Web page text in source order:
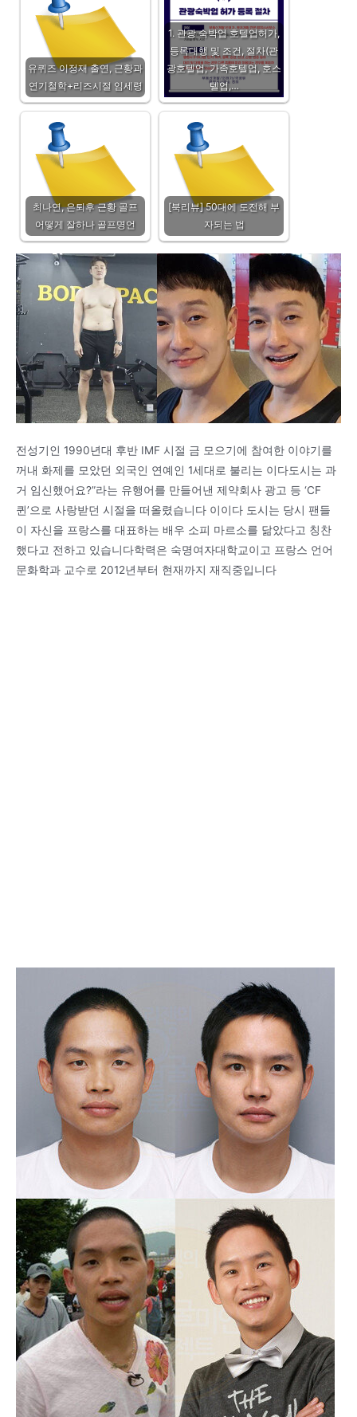
유퀴즈 이정재 출연, 근황과
연기철학+리즈시절 임세령
1. 관광 숙박업 호텔업허가,
등록대행 및 조건, 절차(관
광호텔업, 가족호텔업, 호스
텔업,…
최나연, 은퇴후 근황 골프
어떻게 잘하나 골프명언
[북리뷰] 50대에 도전해 부
자되는 법
전성기인 1990년대 후반 IMF 시절 금 모으기에 참여한 이야기를
꺼내 화제를 모았던 외국인 연예인 1세대로 불리는 이다도시는 과
거 임신했어요?”라는 유행어를 만들어낸 제약회사 광고 등 ‘CF
퀸’으로 사랑받던 시절을 떠올렸습니다 이이다 도시는 당시 팬들
이 자신을 프랑스를 대표하는 배우 소피 마르소를 닮았다고 칭찬
했다고 전하고 있습니다학력은 숙명여자대학교이고 프랑스 언어
문화학과 교수로 2012년부터 현재까지 재직중입니다